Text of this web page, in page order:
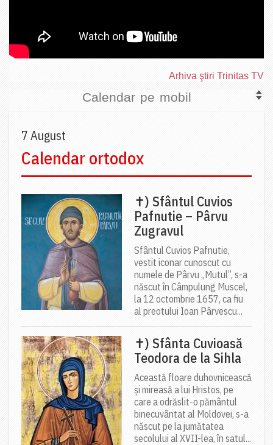
Arhiva ştiri Trinitas TV
Calendar pe mobil
7 August
Calendar ortodox
✝) Sfântul Cuvios
Pafnutie – Pârvu
Zugravul
Sfântul Cuvios Pafnutie,
vestit iconar cunoscut cu
numele de Pârvu „Mutul”, s-a
născut în Câmpulung Muscel,
la 12 octombrie 1657, ca fiu
al preotului Ioan Pârvescu...
✝) Sfânta Cuvioasă
Teodora de la Sihla
Această floare duhovnicească
și mireasă a lui Hristos, pe
care a odrăslit-o pământul
binecuvântat al Moldovei, s-a
născut pe la jumătatea
secolului al XVII-lea, în satul...